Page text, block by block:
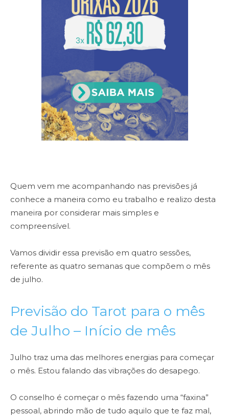
Quem vem me acompanhando nas previsões já
conhece a maneira como eu trabalho e realizo desta
maneira por considerar mais simples e
compreensível.
Vamos dividir essa previsão em quatro sessões,
referente as quatro semanas que compõem o mês
de julho.
Previsão do Tarot para o mês
de Julho – Início de mês
Julho traz uma das melhores energias para começar
o mês. Estou falando das vibrações do desapego.
O conselho é começar o mês fazendo uma “faxina”
pessoal, abrindo mão de tudo aquilo que te faz mal,